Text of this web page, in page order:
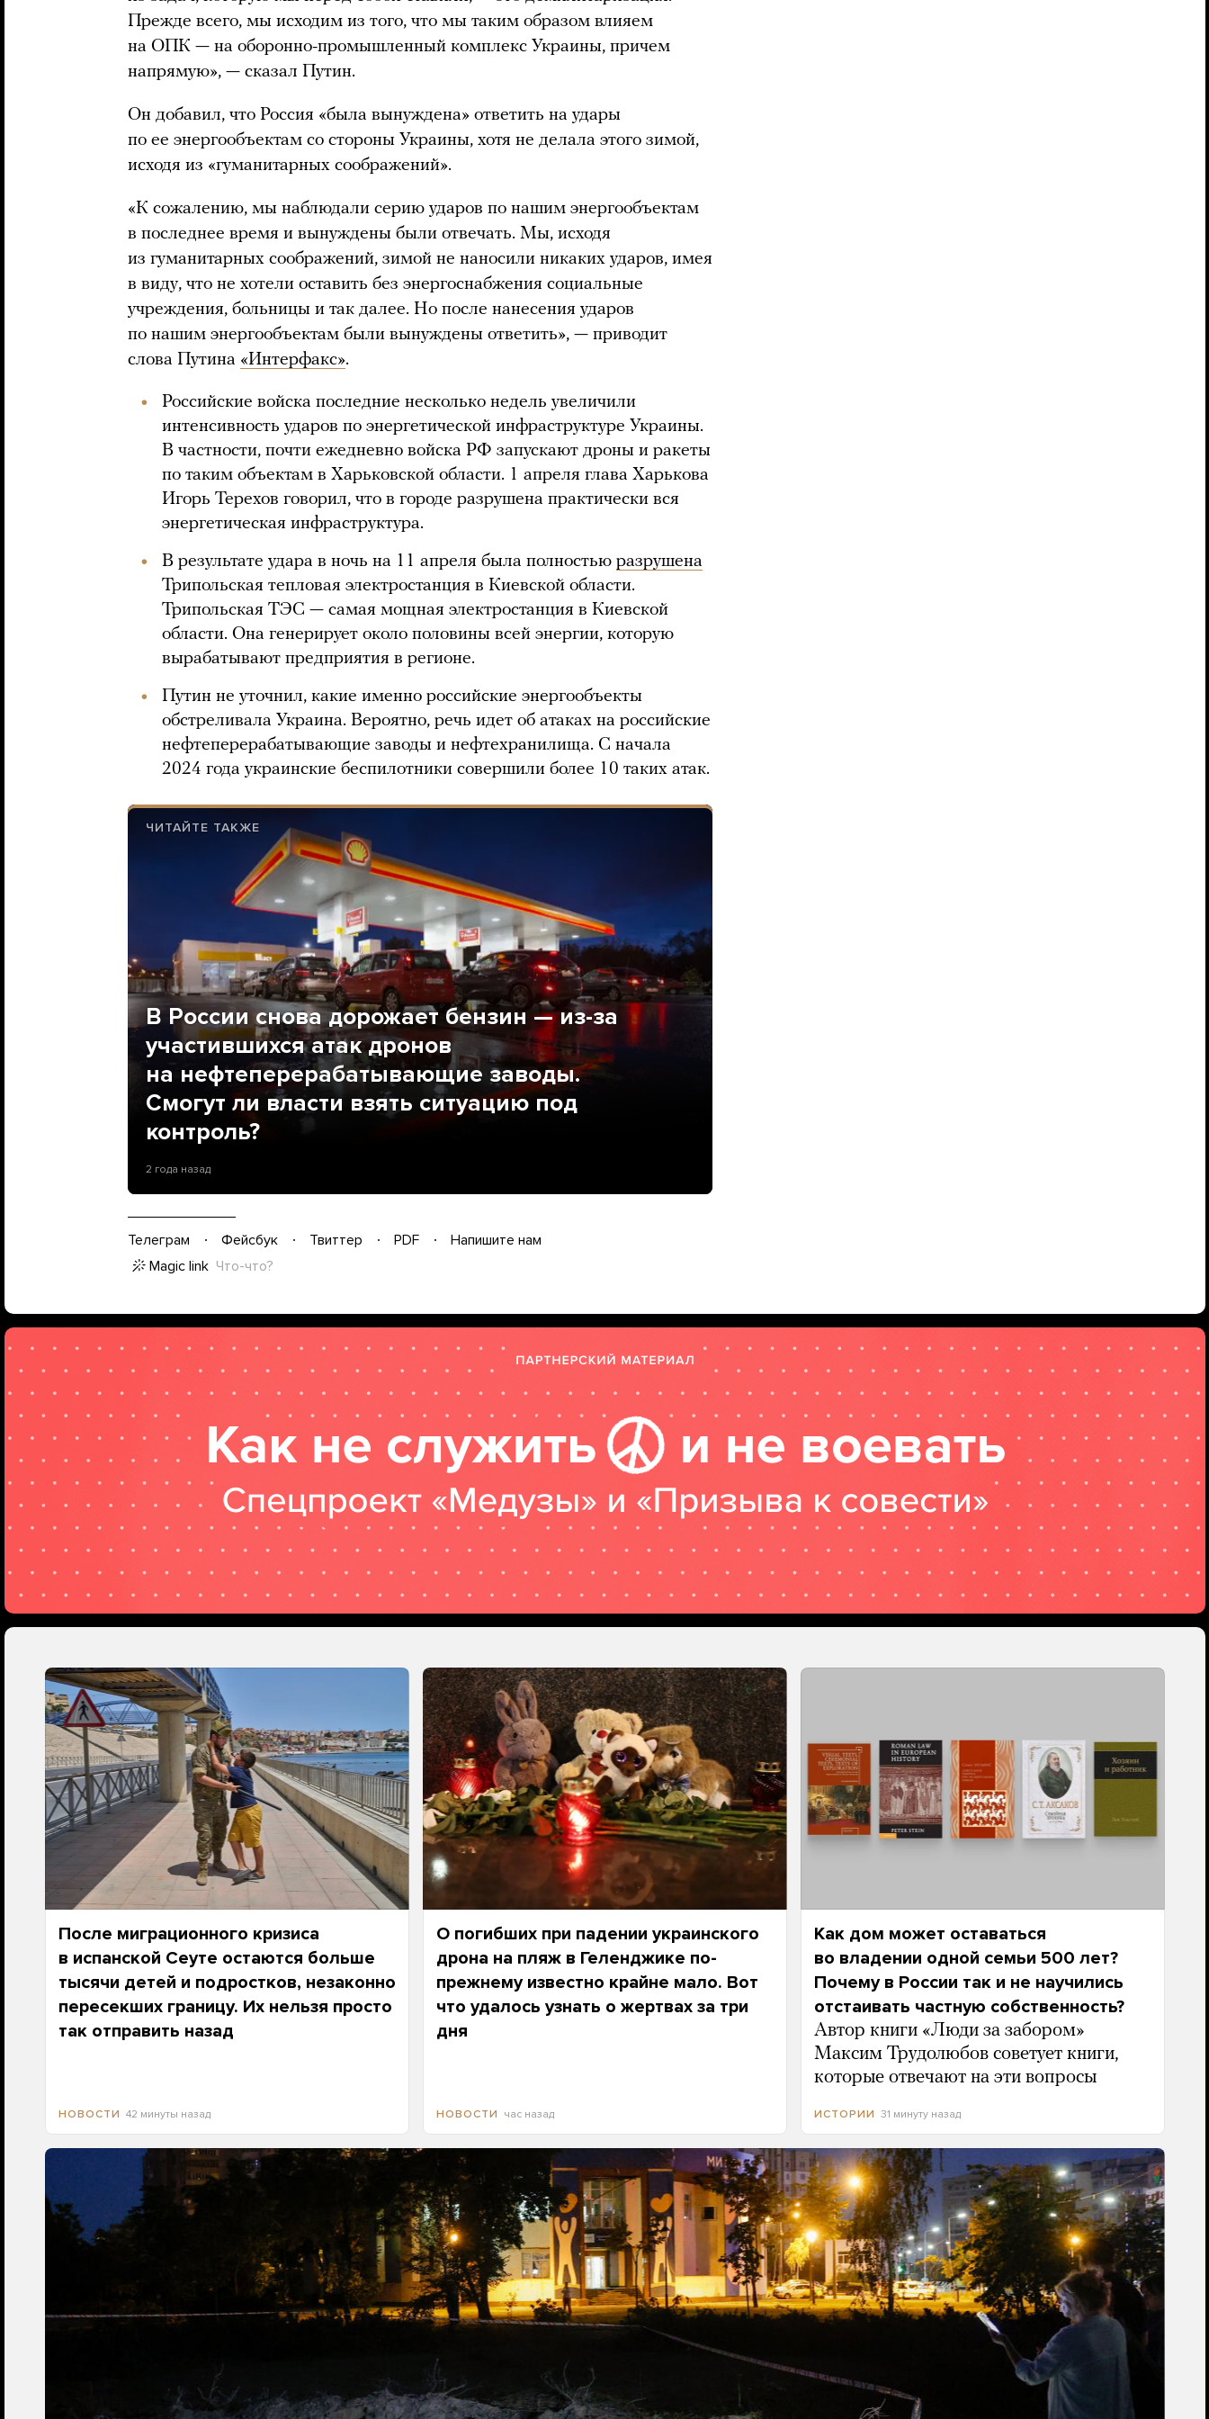
Прежде всего, мы исходим из того, что мы таким образом влияем
на ОПК — на оборонно-промышленный комплекс Украины, причем
напрямую», — сказал Путин.
Он добавил, что Россия «была вынуждена» ответить на удары
по ее энергообъектам со стороны Украины, хотя не делала этого зимой,
исходя из «гуманитарных соображений».
«К сожалению, мы наблюдали серию ударов по нашим энергообъектам
в последнее время и вынуждены были отвечать. Мы, исходя
из гуманитарных соображений, зимой не наносили никаких ударов, имея
в виду, что не хотели оставить без энергоснабжения социальные
учреждения, больницы и так далее. Но после нанесения ударов
по нашим энергообъектам были вынуждены ответить», — приводит
слова Путина «Интерфакс».
Российские войска последние несколько недель увеличили
интенсивность ударов по энергетической инфраструктуре Украины.
В частности, почти ежедневно войска РФ запускают дроны и ракеты
по таким объектам в Харьковской области. 1 апреля глава Харькова
Игорь Терехов говорил, что в городе разрушена практически вся
энергетическая инфраструктура.
В результате удара в ночь на 11 апреля была полностью разрушена
Трипольская тепловая электростанция в Киевской области.
Трипольская ТЭС — самая мощная электростанция в Киевской
области. Она генерирует около половины всей энергии, которую
вырабатывают предприятия в регионе.
Путин не уточнил, какие именно российские энергообъекты
обстреливала Украина. Вероятно, речь идет об атаках на российские
нефтеперерабатывающие заводы и нефтехранилища. С начала
2024 года украинские беспилотники совершили более 10 таких атак.
ЧИТАЙТЕ ТАКЖЕ
В России снова дорожает бензин — из-за
участившихся атак дронов
на нефтеперерабатывающие заводы.
Смогут ли власти взять ситуацию под
контроль?
2 года назад
Телеграм Фейсбук Твиттер PDF
Напишите нам
Magic link Что-что?
После миграционного кризиса
в испанской Сеуте остаются больше
тысячи детей и подростков, незаконно
пересекших границу. Их нельзя просто
так отправить назад
НОВОСТИ 42 минуты назад
О погибших при падении украинского
дрона на пляж в Геленджике по-
прежнему известно крайне мало. Вот
что удалось узнать о жертвах за три
дня
НОВОСТИ час назад
Как дом может оставаться
во владении одной семьи 500 лет?
Почему в России так и не научились
отстаивать частную собственность?
Автор книги «Люди за забором»
Максим Трудолюбов советует книги,
которые отвечают на эти вопросы
ИСТОРИИ 31 минуту назад